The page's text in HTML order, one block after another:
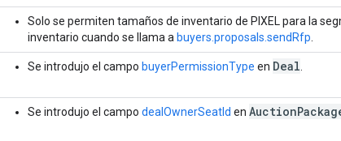
Solo se permiten tamaños de inventario de PIXEL para la
inventario cuando se llama a buyers.proposals.sendRfp
Se introdujo el campo buyerPermissionType en Deal
Se introdujo el campo dealOwnerSeatId en